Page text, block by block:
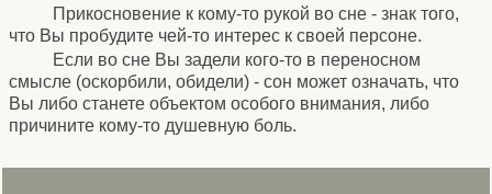
Прикосновение к кому-то рукой во сне - знак того,
что Вы пробудите чей-то интерес к своей персоне.
Если во сне Вы задели кого-то в переносном
смысле (оскорбили, обидели) - сон может означать, что
Вы либо станете объектом особого внимания, либо
причините кому-то душевную боль.